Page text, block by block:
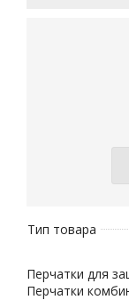
Тип товара
Перчатки для
Перчатки